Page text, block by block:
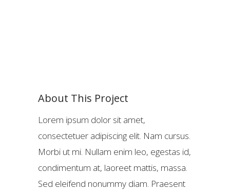
About This Project
Lorem ipsum dolor sit amet,
consectetuer adipiscing elit. Nam cursus.
Morbi ut mi. Nullam enim leo, egestas id,
condimentum at, laoreet mattis, massa.
Sed eleifend nonummy diam. Praesent